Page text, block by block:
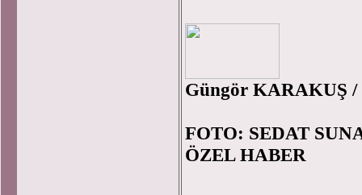
Güngör KARAKUŞ
FOTO: SEDAT
ÖZEL HABER